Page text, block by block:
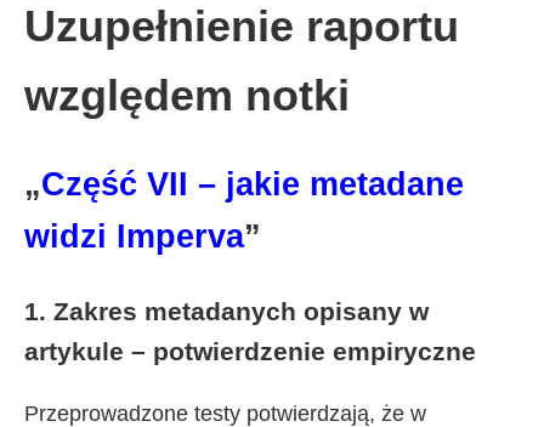
Uzupełnienie raportu
względem notki
„Część VII – jakie metadane
widzi Imperva”
1. Zakres metadanych opisany w
artykule – potwierdzenie empiryczne
Przeprowadzone testy potwierdzają, że w